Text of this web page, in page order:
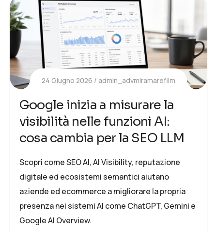
24 Giugno 2026 admin_advmiramarefilm
Google inizia a misurare la
visibilità nelle funzioni AI:
cosa cambia per la SEO LLM
Scopri come SEO AI, AI Visibility, reputazione
digitale ed ecosistemi semantici aiutano
aziende ed ecommerce a migliorare la propria
presenza nei sistemi AI come ChatGPT, Gemini e
Google AI Overview.